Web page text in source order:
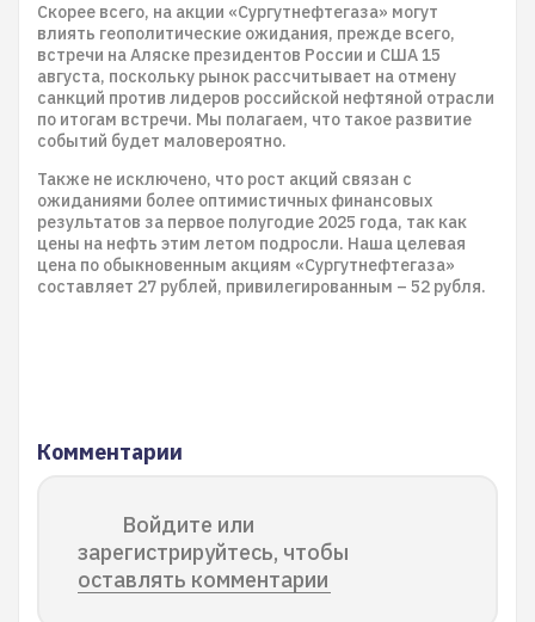
Скорее всего, на акции «Сургутнефтегаза» могут
влиять геополитические ожидания, прежде всего,
встречи на Аляске президентов России и США 15
августа, поскольку рынок рассчитывает на отмену
санкций против лидеров российской нефтяной отрасли
по итогам встречи. Мы полагаем, что такое развитие
событий будет маловероятно.
Также не исключено, что рост акций связан с
ожиданиями более оптимистичных финансовых
результатов за первое полугодие 2025 года, так как
цены на нефть этим летом подросли. Наша целевая
цена по обыкновенным акциям «Сургутнефтегаза»
составляет 27 рублей, привилегированным – 52 рубля.
Комментарии
Войдите или
зарегистрируйтесь, чтобы
оставлять комментарии